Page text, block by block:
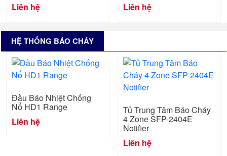
Liên hệ
Liên hệ
HỆ THỐNG BÁO CHÁY
Đầu Báo Nhiệt Chống
Nổ HD1 Range
Liên hệ
Tủ Trung Tâm Báo Cháy
4 Zone SFP-2404E
Notifier
Liên hệ